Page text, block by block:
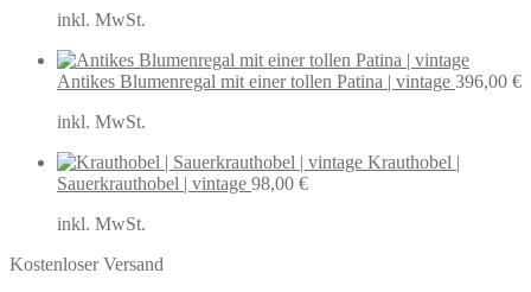
inkl. MwSt.
Antikes Blumenregal mit einer tollen Patina | vintage 396,00 €
inkl. MwSt.
Krauthobel |
Sauerkrauthobel | vintage 98,00 €
inkl. MwSt.
Kostenloser Versand